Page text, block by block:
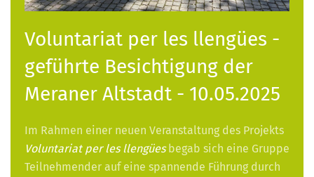
Voluntariat per les llengües -
geführte Besichtigung der
Meraner Altstadt - 10.05.2025
Im Rahmen einer neuen Veranstaltung des Projekts
Voluntariat per les llengüesbegab sich eine Gruppe
Teilnehmender auf eine spannende Führung durch